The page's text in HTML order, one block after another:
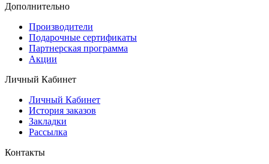
Дополнительно
Производители
Подарочные сертификаты
Партнерская программа
Акции
Личный Кабинет
Личный Кабинет
История заказов
Закладки
Рассылка
Контакты